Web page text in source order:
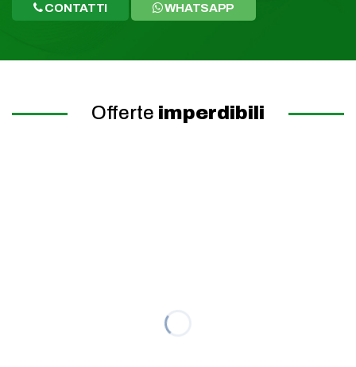
CONTATTI WHATSAPP
Offerte imperdibili